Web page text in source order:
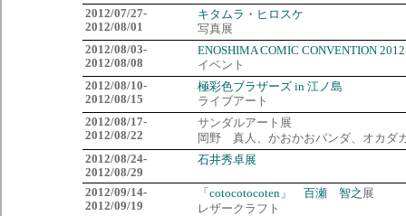
2012/07/27-
2012/08/01
キタムラ・ヒロスケ
写真展
2012/08/03-
2012/08/08
ENOSHIMA COMIC CONVENTION 2012
イベント
2012/08/10-
2012/08/15
極彩色ブラザーズ in 江ノ島
ライブアート
2012/08/17-
2012/08/22
サンダルアート展
岡野 真人、かおかおパンダ、オカダ
2012/08/24-
2012/08/29
石井秀卓展
2012/09/14-
2012/09/19
「cotocotocoten」 百瀬 智之 展
レザークラフト